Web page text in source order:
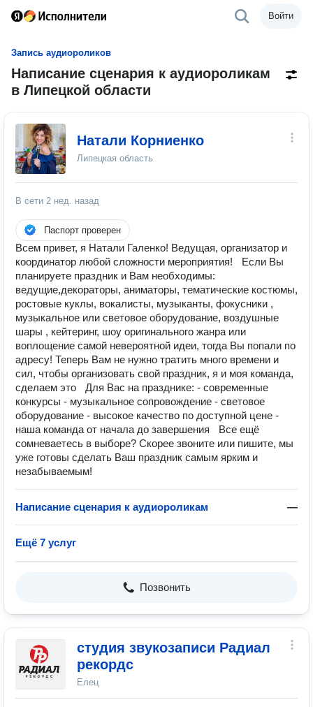
Войти
Запись аудиороликов
Написание сценария к аудиороликам
в Липецкой области
Натали Корниенко
Липецкая область
В сети 2 нед. назад
Паспорт проверен
Всем привет, я Натали Галенко! Ведущая, организатор и
координатор любой сложности мероприятия! Если Вы
планируете праздник и Вам необходимы:
ведущие,декораторы, аниматоры, тематические костюмы,
ростовые куклы, вокалисты, музыканты, фокусники ,
музыкальное или световое оборудование, воздушные
шары , кейтеринг, шоу оригинального жанра или
воплощение самой невероятной идеи, тогда Вы попали по
адресу! Теперь Вам не нужно тратить много времени и
сил, чтобы организовать свой праздник, я и моя команда,
сделаем это Для Вас на празднике: - современные
конкурсы - музыкальное сопровождение - световое
оборудование - высокое качество по доступной цене -
наша команда от начала до завершения Все ещё
сомневаетесь в выборе? Скорее звоните или пишите, мы
уже готовы сделать Ваш праздник самым ярким и
незабываемым!
Написание сценария к аудиороликам —
Ещё 7 услуг
Позвонить
студия звукозаписи Радиал
рекордс
Елец